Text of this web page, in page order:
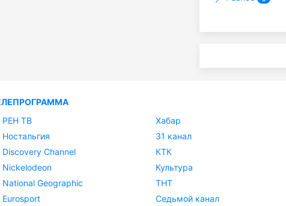
РЕН ТВ
Ностальгия
Discovery Channel
Nickelodeon
National Geographic
Eurosport
Хабар
31 канал
КТК
Культура
ТНТ
Седьмой канал